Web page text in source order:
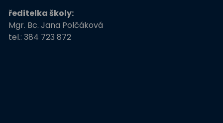
ředitelka školy:
Mgr. Bc. Jana Polčáková
tel.: 384 723 872